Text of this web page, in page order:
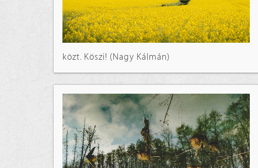
közt. Köszi! (Nagy Kálmán)